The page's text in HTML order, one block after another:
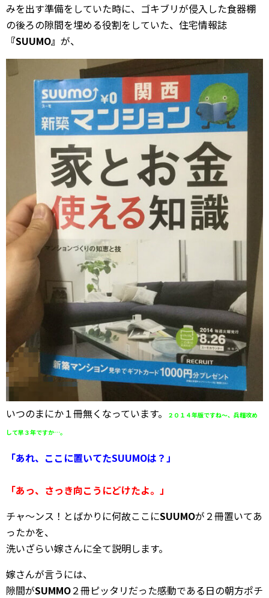
みを出す準備をしていた時に、ゴキブリが侵入した食器棚
の後ろの隙間を埋める役割をしていた、住宅情報誌
『SUUMO』 が、
いつのまにか１冊無くなっています。 ２０１４年版ですね～、 兵糧攻め
して早３年ですか…。
「あれ、ここに置いてたSUUMOは？」
「あっ、さっき向こうにどけたよ。」
チャ～ンス！とばかりに何故ここにSUUMOが２冊置いてあ
ったかを、
洗いざらい嫁さんに全て説明します。
嫁さんが言うには、
隙間がSUMMO２冊ピッタリだった感動である日の朝方ポチ